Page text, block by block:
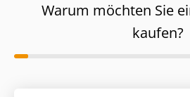
Warum möchten Sie
kaufen?